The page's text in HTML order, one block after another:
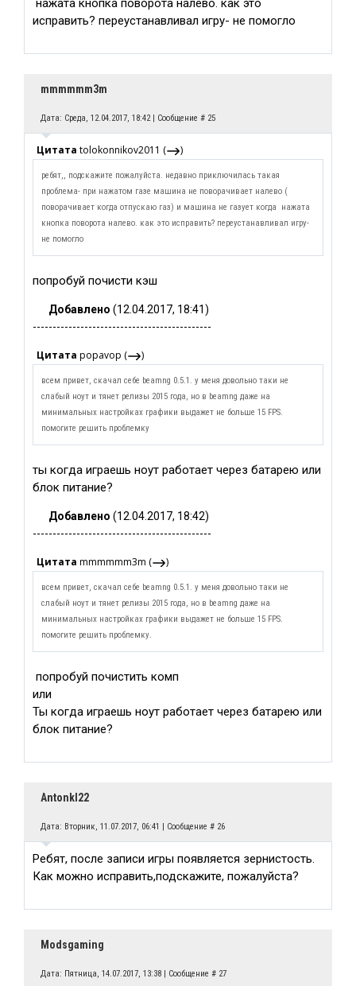
нажата кнопка поворота налево. как это
исправить? переустанавливал игру- не помогло
mmmmmm3m
Дата: Среда, 12.04.2017, 18:42 | Сообщение # 25
Цитата tolokonnikov2011 ( )
ребят,, подскажите пожалуйста. недавно приключилась такая
проблема- при нажатом газе машина не поворачивает налево (
поворачивает когда отпускаю газ) и машина не газует когда нажата
кнопка поворота налево. как это исправить? переустанавливал игру-
не помогло
попробуй почисти кэш
Добавлено (12.04.2017, 18:41)
---------------------------------------------
Цитата popavop ( )
всем привет, скачал себе beamng 0.5.1. у меня довольно таки не
слабый ноут и тянет релизы 2015 года, но в beamng даже на
минимальных настройках графики выдажет не больше 15 FPS.
помогите решить проблемку
ты когда играешь ноут работает через батарею или
блок питание?
Добавлено (12.04.2017, 18:42)
---------------------------------------------
Цитата mmmmmm3m ( )
всем привет, скачал себе beamng 0.5.1. у меня довольно таки не
слабый ноут и тянет релизы 2015 года, но в beamng даже на
минимальных настройках графики выдажет не больше 15 FPS.
помогите решить проблемку.
попробуй почистить комп
или
Ты когда играешь ноут работает через батарею или
блок питание?
Antonkl22
Дата: Вторник, 11.07.2017, 06:41 | Сообщение # 26
Ребят, после записи игры появляется зернистость.
Как можно исправить,подскажите, пожалуйста?
Modsgaming
Дата: Пятница, 14.07.2017, 13:38 | Сообщение # 27